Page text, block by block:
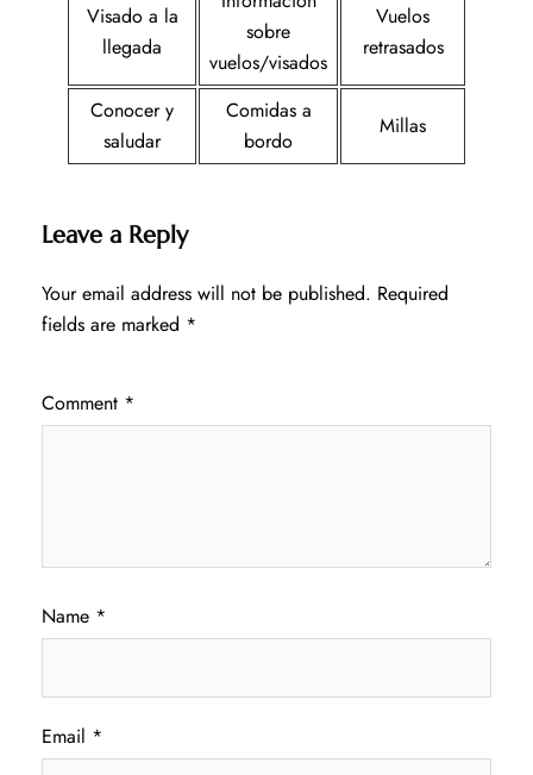
Visado a la
llegada
sobre
vuelos/visados
Vuelos
retrasados
Conocer y
saludar
Comidas a
bordo
Millas
Leave a Reply
Your email address will not be published. Required
fields are marked *
Comment *
Name *
Email *